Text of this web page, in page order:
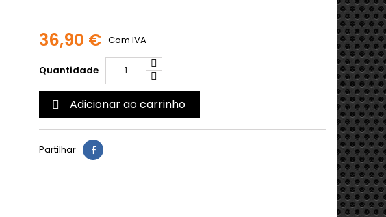
36,90 € Com IVA
Quantidade
 Adicionar ao carrinho
Partilhar